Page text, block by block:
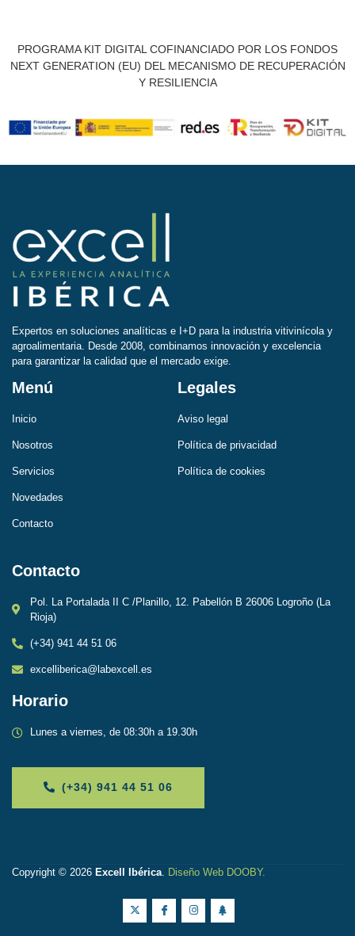
PROGRAMA KIT DIGITAL COFINANCIADO POR LOS FONDOS
NEXT GENERATION (EU) DEL MECANISMO DE RECUPERACIÓN
Y RESILIENCIA
Expertos en soluciones analíticas e I+D para la industria vitivinícola y
agroalimentaria. Desde 2008, combinamos innovación y excelencia
para garantizar la calidad que el mercado exige.
Menú
Inicio
Nosotros
Servicios
Novedades
Contacto
Legales
Aviso legal
Política de privacidad
Política de cookies
Contacto
Pol. La Portalada II C /Planillo, 12. Pabellón B 26006 Logroño (La
Rioja)
(+34) 941 44 51 06
excelliberica@labexcell.es
Horario
Lunes a viernes, de 08:30h a 19.30h
(+34) 941 44 51 06
Copyright © 2026 Excell Ibérica Diseño Web DOOBY.